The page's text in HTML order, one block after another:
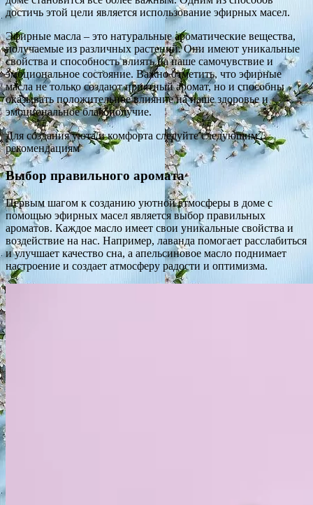
достичь этой цели является использование эфирных масел.
Эфирные масла – это натуральные ароматические вещества,
получаемые из различных растений. Они имеют уникальные
свойства и способность влиять на наше самочувствие и
эмоциональное состояние. Важно отметить, что эфирные
масла не только создают приятный аромат, но и способны
оказывать положительное влияние на наше здоровье и
эмоциональное благополучие.
Для создания уюта и комфорта следуйте следующим
рекомендациям
Выбор правильного аромата
Первым шагом к созданию уютной атмосферы в доме с
помощью эфирных масел является выбор правильных
ароматов. Каждое масло имеет свои уникальные свойства и
воздействие на нас. Например, лаванда помогает расслабиться
и улучшает качество сна, а апельсиновое масло поднимает
настроение и создает атмосферу радости и оптимизма.